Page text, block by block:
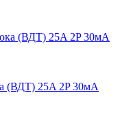
(ВДТ) 25A 2P 30мА